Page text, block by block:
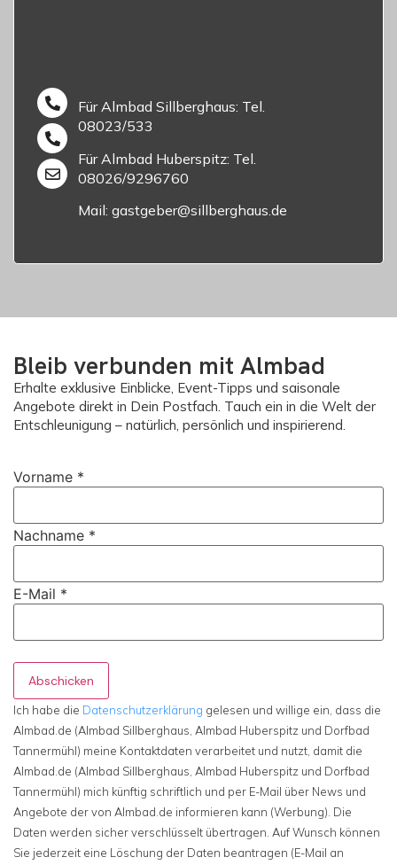
Für Almbad Sillberghaus: Tel.
08023/533
Für Almbad Huberspitz: Tel.
08026/9296760
Mail: gastgeber@sillberghaus.de
Bleib verbunden mit Almbad
Erhalte exklusive Einblicke, Event-Tipps und saisonale
Angebote direkt in Dein Postfach. Tauch ein in die Welt der
Entschleunigung – natürlich, persönlich und inspirierend.
Vorname *
Nachname *
E-Mail *
Abschicken
Ich habe die Datenschutzerklärung gelesen und willige ein, dass die
Almbad.de (Almbad Sillberghaus, Almbad Huberspitz und Dorfbad
Tannermühl) meine Kontaktdaten verarbeitet und nutzt, damit die
Almbad.de (Almbad Sillberghaus, Almbad Huberspitz und Dorfbad
Tannermühl) mich künftig schriftlich und per E-Mail über News und
Angebote der von Almbad.de informieren kann (Werbung). Die
Daten werden sicher verschlüsselt übertragen. Auf Wunsch können
Sie jederzeit eine Löschung der Daten beantragen (E-Mail an